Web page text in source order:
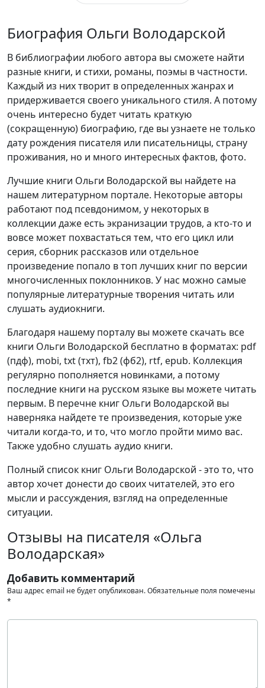
Биография Ольги Володарской
В библиографии любого автора вы сможете найти
разные книги, и стихи, романы, поэмы в частности.
Каждый из них творит в определенных жанрах и
придерживается своего уникального стиля. А потому
очень интересно будет читать краткую
(сокращенную) биографию, где вы узнаете не только
дату рождения писателя или писательницы, страну
проживания, но и много интересных фактов, фото.
Лучшие книги Ольги Володарской вы найдете на
нашем литературном портале. Некоторые авторы
работают под псевдонимом, у некоторых в
коллекции даже есть экранизации трудов, а кто-то и
вовсе может похвастаться тем, что его цикл или
серия, сборник рассказов или отдельное
произведение попало в топ лучших книг по версии
многочисленных поклонников. У нас можно самые
популярные литературные творения читать или
слушать аудиокниги.
Благодаря нашему порталу вы можете скачать все
книги Ольги Володарской бесплатно в форматах: pdf
(пдф), mobi, txt (тхт), fb2 (фб2), rtf, epub. Коллекция
регулярно пополняется новинками, а потому
последние книги на русском языке вы можете читать
первым. В перечне книг Ольги Володарской вы
наверняка найдете те произведения, которые уже
читали когда-то, и то, что могло пройти мимо вас.
Также удобно слушать аудио книги.
Полный список книг Ольги Володарской - это то, что
автор хочет донести до своих читателей, это его
мысли и рассуждения, взгляд на определенные
ситуации.
Отзывы на писателя «Ольга
Володарская»
Добавить комментарий
Ваш адрес email не будет опубликован.Обязательные поля помечены
*